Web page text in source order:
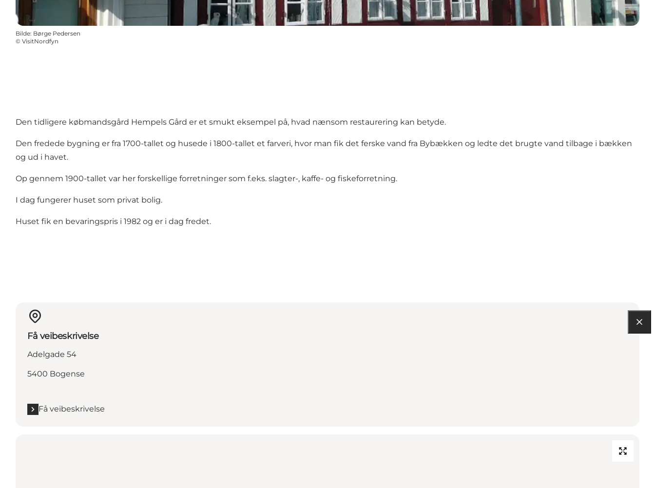
Bilde: Børge Pedersen
© VisitNordfyn
Den tidligere købmandsgård Hempels Gård er et smukt eksempel på, hvad nænsom restaurering kan betyde.
Den fredede bygning er fra 1700-tallet og husede i 1800-tallet et farveri, hvor man fik det ferske vand fra Bybækken og ledte det brugte vand tilbage i bækken
og ud i havet.
Op gennem 1900-tallet var her forskellige forretninger som f.eks. slagter-, kaffe- og fiskeforretning.
I dag fungerer huset som privat bolig.
Huset fik en bevaringspris i 1982 og er i dag fredet.
Få veibeskrivelse
Adelgade 54
5400 Bogense
Få veibeskrivelse